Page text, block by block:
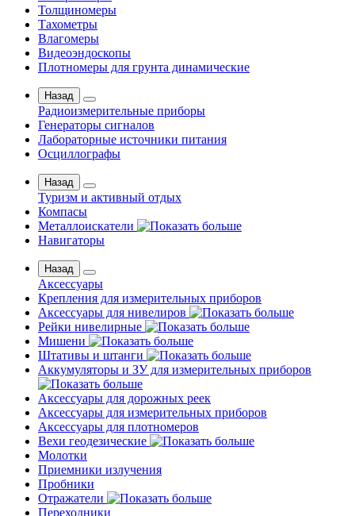
Толщиномеры
Тахометры
Влагомеры
Видеоэндоскопы
Плотномеры для грунта динамические
Назад
Радиоизмерительные приборы
Генераторы сигналов
Лабораторные источники питания
Осциллографы
Назад
Туризм и активный отдых
Компасы
Металлоискатели
Навигаторы
Назад
Аксессуары
Крепления для измерительных приборов
Аксессуары для нивелиров
Рейки нивелирные
Мишени
Штативы и штанги
Аккумуляторы и ЗУ для измерительных приборов
Аксессуары для дорожных реек
Аксессуары для измерительных приборов
Аксессуары для плотномеров
Вехи геодезические
Молотки
Приемники излучения
Пробники
Отражатели
Переходники